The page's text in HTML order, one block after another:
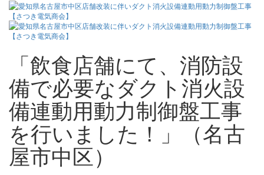
「飲食店舗にて、消防設
備で必要なダクト消火設
備連動用動力制御盤工事
を行いました！」（名古
屋市中区）